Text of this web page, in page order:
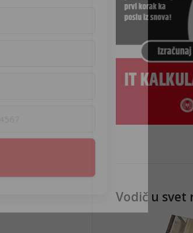
Vodič u svet